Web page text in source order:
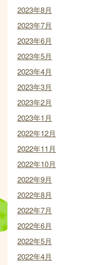
2023年8月
2023年7月
2023年6月
2023年5月
2023年4月
2023年3月
2023年2月
2023年1月
2022年12月
2022年11月
2022年10月
2022年9月
2022年8月
2022年7月
2022年6月
2022年5月
2022年4月